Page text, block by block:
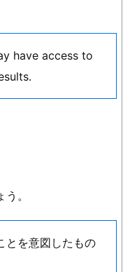
have access to
。
とを意図したもの